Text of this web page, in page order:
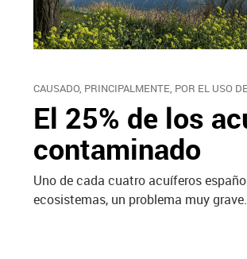
CAUSADO, PRINCIPALMENTE, POR EL USO
El 25% de los
contaminado
Uno de cada cuatro acuíferos
ecosistemas, un problema muy grave.